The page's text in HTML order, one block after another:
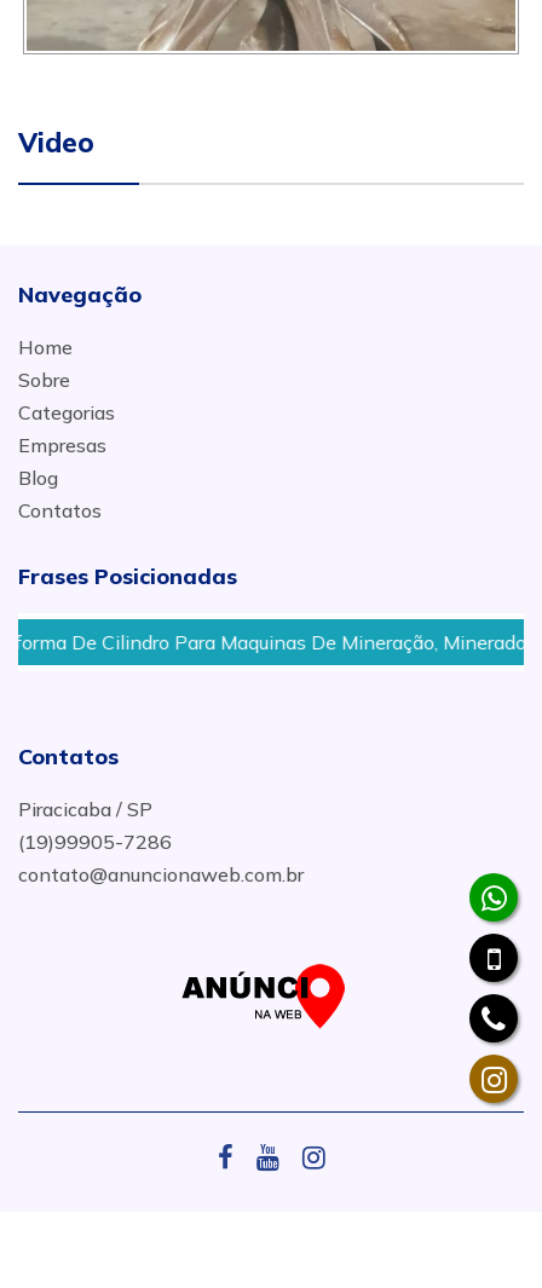
Video
Navegação
Home
Sobre
Categorias
Empresas
Blog
Contatos
Frases Posicionadas
Para Maquinas De Mineração, Mineradora Em Bauru - SP
Contatos
Piracicaba / SP
(19)99905-7286
contato@anuncionaweb.com.br